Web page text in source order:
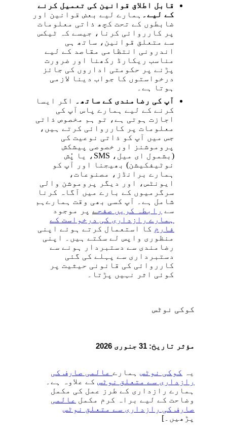
قابل اطلاق قوانین کی تعمیل کرنے
کے لیے۔ ہمارے لیے بعض قوانین اور
ضابطوں کے تحت کچھ ذاتی معلومات
پر کارروائی کرنا، جیسے کہ ٹیکس
سے متعلق قوانین، ساتھ ہی
اندرونی انتظامی مقاصد کے لیے
مناسب ریکارڈ رکھنا اور ضرورت
پڑنے پر حکومتی اداروں کی جائز
درخواستوں کا جواب دینا لازمی
ہوتا ہے۔
آپ کی رضامندی کے ساتھ۔
اگر ایسا
کرنے کے لیے ہمارے پاس آپ کی
اجازت ہوتی ہے، تو ہم مخصوص ذاتی
معلومات پر کارروائی کرتے ہیں،
جس میں آپ کو ذاتی نوعیت کی
پروموشنز اور خصوصی پیشکش
(بشمول ای میل، SMS، یا پُش
نوٹیفکیشن) بھیجنا اور آپ کو
ہمارے برانڈز، مصنوعات،
ایونٹس، اور دیگر پروموشن والی
سرگرمیوں کے بارے میں آگاہ کرنا
شامل ہے۔ آپ کسی بھی وقت ہمارےہم
سے رابطہ کریں صفح ے پر موجود
ہمارے رازداری کی درخواست کے
فار م کا استعمال کرتے ہوئے اپنی
منظوری واپس لے سکتے ہیں۔ اپنی
رضامندی سے دستبردار ہونے سے
دستبرداری سے پہلے کی گئی
کارروائی کی قانونی حیثیت پر
کوئی اثر نہیں پڑتا۔
کوکی نوٹس
مؤثر تاریخ: 31 جنوری 2026
یہ کوکی نوٹس ہمارے عالمی صارف کی
رازداری سے متعلق نوٹس کے علاوہ ہے۔
ہمارے رازداری کے طرز عمل کی مکمل
وضاحت کے لیے براہ کرم مکمل عالمی
صارف کی رازداری سے متعلق نوٹس
پڑھیں۔]